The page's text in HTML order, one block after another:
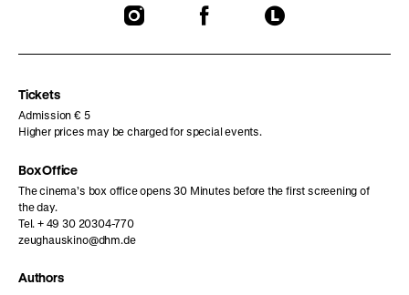
To
To
To
Tickets
Admission € 5
Higher prices may be charged for special events.
Box Office
The cinema’s box office opens 30 Minutes before the first screening of
the day.
Tel. + 49 30 20304-770
zeughauskino@dhm.de
Authors